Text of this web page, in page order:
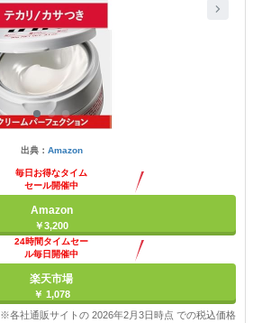
出典： Amazon
毎日お得なタイム
セール開催中
Amazon
￥3,200
24時間タイムセー
ル毎日開催中
楽天市場
￥ 1,078
※各社通販サイトの 2026年2月3日時点 での税込価格